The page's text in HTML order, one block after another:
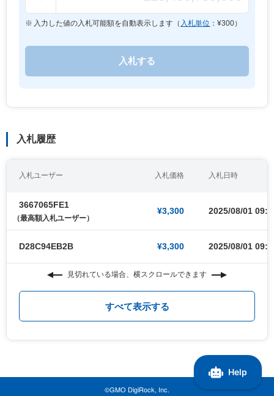
入力した値の入札可能額を自動表示します（ 入札単位 ：¥300）
入札履歴
入札ユーザー 入札価格 入札日時
3667065FE1
（最高額入札ユーザー）
¥3,300 2025/08/01
D28C94EB2B ¥3,300 2025/08/01
見切れている場合、横スクロールできます
すべて表示する
©GMO DigiRock, Inc.